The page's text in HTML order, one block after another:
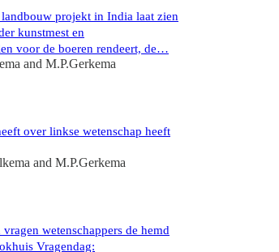
projekt in India laat zien
kunstmest en
voor de boeren rendeert, de…
and M.P.Gerkema
over linkse wetenschap heeft
and M.P.Gerkema
wetenschappers de hemd
Vragendag: